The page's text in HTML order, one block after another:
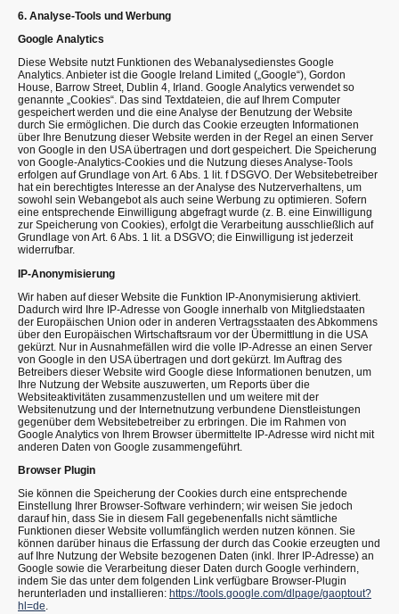
6. Analyse-Tools und Werbung
Google Analytics
Diese Website nutzt Funktionen des Webanalysedienstes Google
Analytics. Anbieter ist die Google Ireland Limited („Google“), Gordon
House, Barrow Street, Dublin 4, Irland. Google Analytics verwendet so
genannte „Cookies“. Das sind Textdateien, die auf Ihrem Computer
gespeichert werden und die eine Analyse der Benutzung der Website
durch Sie ermöglichen. Die durch das Cookie erzeugten Informationen
über Ihre Benutzung dieser Website werden in der Regel an einen Server
von Google in den USA übertragen und dort gespeichert. Die Speicherung
von Google-Analytics-Cookies und die Nutzung dieses Analyse-Tools
erfolgen auf Grundlage von Art. 6 Abs. 1 lit. f DSGVO. Der Websitebetreiber
hat ein berechtigtes Interesse an der Analyse des Nutzerverhaltens, um
sowohl sein Webangebot als auch seine Werbung zu optimieren. Sofern
eine entsprechende Einwilligung abgefragt wurde (z. B. eine Einwilligung
zur Speicherung von Cookies), erfolgt die Verarbeitung ausschließlich auf
Grundlage von Art. 6 Abs. 1 lit. a DSGVO; die Einwilligung ist jederzeit
widerrufbar.
IP-Anonymisierung
Wir haben auf dieser Website die Funktion IP-Anonymisierung aktiviert.
Dadurch wird Ihre IP-Adresse von Google innerhalb von Mitgliedstaaten
der Europäischen Union oder in anderen Vertragsstaaten des Abkommens
über den Europäischen Wirtschaftsraum vor der Übermittlung in die USA
gekürzt. Nur in Ausnahmefällen wird die volle IP-Adresse an einen Server
von Google in den USA übertragen und dort gekürzt. Im Auftrag des
Betreibers dieser Website wird Google diese Informationen benutzen, um
Ihre Nutzung der Website auszuwerten, um Reports über die
Websiteaktivitäten zusammenzustellen und um weitere mit der
Websitenutzung und der Internetnutzung verbundene Dienstleistungen
gegenüber dem Websitebetreiber zu erbringen. Die im Rahmen von
Google Analytics von Ihrem Browser übermittelte IP-Adresse wird nicht mit
anderen Daten von Google zusammengeführt.
Browser Plugin
Sie können die Speicherung der Cookies durch eine entsprechende
Einstellung Ihrer Browser-Software verhindern; wir weisen Sie jedoch
darauf hin, dass Sie in diesem Fall gegebenenfalls nicht sämtliche
Funktionen dieser Website vollumfänglich werden nutzen können. Sie
können darüber hinaus die Erfassung der durch das Cookie erzeugten und
auf Ihre Nutzung der Website bezogenen Daten (inkl. Ihrer IP-Adresse) an
Google sowie die Verarbeitung dieser Daten durch Google verhindern,
indem Sie das unter dem folgenden Link verfügbare Browser-Plugin
herunterladen und installieren: https://tools.google.com/dlpage/gaoptout?
hl=de.